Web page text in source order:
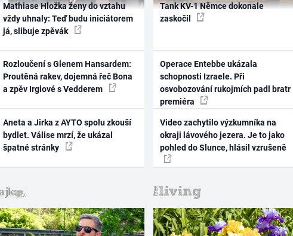
Mathiase Hložka ženy do vztahu
vždy uhnaly: Teď budu iniciátorem
já, slibuje zpěvák
Rozloučení s Glenem Hansardem:
Proutěná rakev, dojemná řeč Bona
a zpěv Irglové s Vedderem
Aneta a Jirka z AYTO spolu zkouší
bydlet. Válise mrzí, že ukázal
špatné stránky
Tank KV-1 Němce dokonale
zaskočil
Operace Entebbe ukázala
schopnosti Izraele. Při
osvobozování rukojmích padl bratr
premiéra
Video zachytilo výzkumníka na
okraji lávového jezera. Je to jako
pohled do Slunce, hlásil vzrušeně